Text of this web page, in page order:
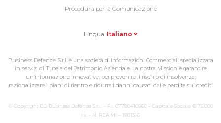
Procedura per la Comunicazione
Lingua Italiano
Business Defence S.r.l. è una società di Informazioni Commerciali specializzata
in servizi di Tutela del Patrimonio Aziendale. La nostra Mission è garantire
un’informazione innovativa, per prevenire il rischio di insolvenza,
razionalizzare i piani di rientro e ridurre i danni causati dalle perdite sui crediti
© Copyright BD Business Defence S.r.l. – P.I. 07780410960 - Capitale Sociale € 75.000
i.v. - N. REA MI – 1981316